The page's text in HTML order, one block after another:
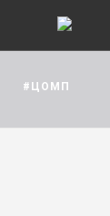
#ЦОМП